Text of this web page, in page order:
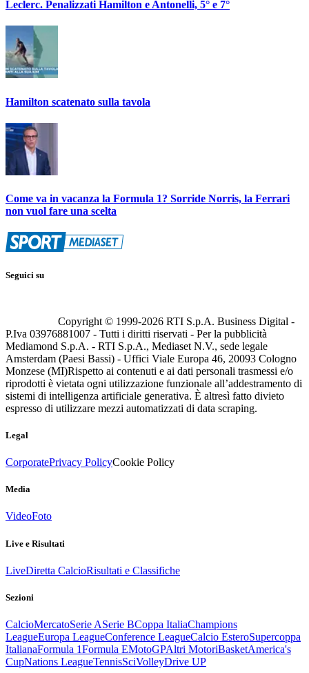
Leclerc. Penalizzati Hamilton e Antonelli, 5° e 7°
Hamilton scatenato sulla tavola
Come va in vacanza la Formula 1? Sorride Norris, la Ferrari
non vuol fare una scelta
Seguici su
Copyright © 1999-2026 RTI S.p.A. Business Digital -
P.Iva 03976881007 - Tutti i diritti riservati - Per la pubblicità
Mediamond S.p.A. - RTI S.p.A., Mediaset N.V., sede legale
Amsterdam (Paesi Bassi) - Uffici Viale Europa 46, 20093 Cologno
Monzese (MI)Rispetto ai contenuti e ai dati personali trasmessi e/o
riprodotti è vietata ogni utilizzazione funzionale all’addestramento di
sistemi di intelligenza artificiale generativa. È altresì fatto divieto
espresso di utilizzare mezzi automatizzati di data scraping.
Legal
CorporatePrivacy PolicyCookie Policy
Media
VideoFoto
Live e Risultati
LiveDiretta CalcioRisultati e Classifiche
Sezioni
CalcioMercatoSerie ASerie BCoppa ItaliaChampions
LeagueEuropa LeagueConference LeagueCalcio EsteroSupercoppa
ItalianaFormula 1Formula EMotoGPAltri MotoriBasketAmerica's
CupNations LeagueTennisSciVolleyDrive UP